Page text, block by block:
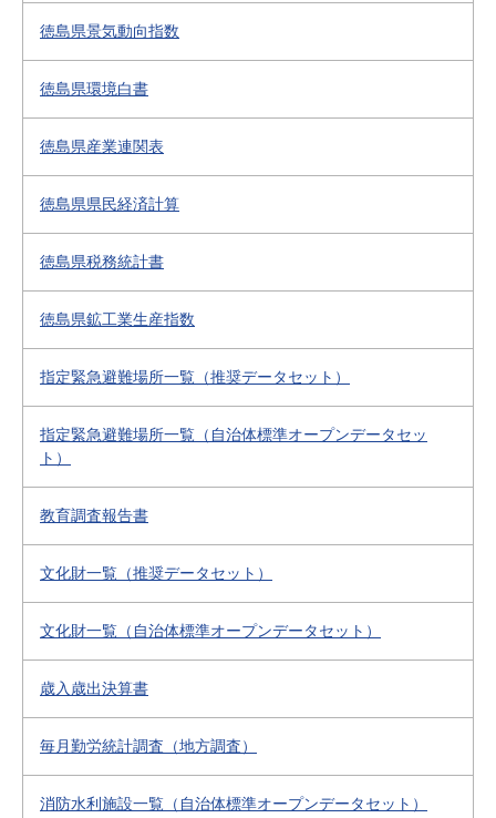
徳島県景気動向指数
徳島県環境白書
徳島県産業連関表
徳島県県民経済計算
徳島県税務統計書
徳島県鉱工業生産指数
指定緊急避難場所一覧（推奨データセット）
指定緊急避難場所一覧（自治体標準オープンデータセッ
ト）
教育調査報告書
文化財一覧（推奨データセット）
文化財一覧（自治体標準オープンデータセット）
歳入歳出決算書
毎月勤労統計調査（地方調査）
消防水利施設一覧（自治体標準オープンデータセット）